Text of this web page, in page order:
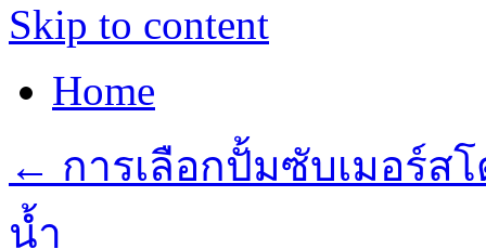
Skip to content
Home
← การเลือกปั้มซับเมอร์ส
น้ำ